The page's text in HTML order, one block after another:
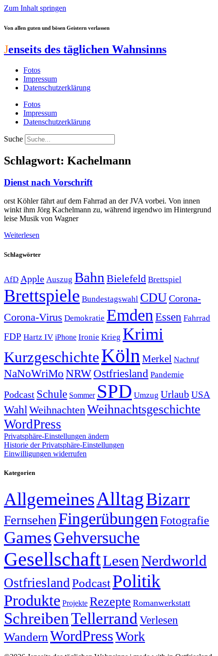
Zum Inhalt springen
Von allen guten und bösen Geistern verlassen
Jenseits des täglichen Wahnsinns
Fotos
Impressum
Datenschutzerklärung
Fotos
Impressum
Datenschutzerklärung
Suche
Schlagwort: Kachelmann
Dienst nach Vorschrift
orst Köhler fährt auf dem Fahrrad an der JVA vorbei. Von innen
winkt ihm Jörg Kachelmann zu, während irgendwo im Hintergrund
leise Musik von Wagner
Weiterlesen
Schlagwörter
AfD Apple Auszug Bahn Bielefeld Brettspiel
Brettspiele Bundestagswahl CDUCorona-
Corona-Virus Demokratie Emden Essen Fahrrad
FDP Hartz IV iPhone Ironie Krieg Krimi
KurzgeschichteKöln Merkel Nachruf
NaNoWriMo NRWOstfriesland Pandemie
Podcast Schule Sommer SPD Umzug Urlaub USA
Wahl Weihnachten Weihnachtsgeschichte
WordPress
Privatsphäre-Einstellungen ändern
Historie der Privatsphäre-Einstellungen
Einwilligungen widerrufen
Kategorien
AllgemeinesAlltagBizarr
FernsehenFingerübungen Fotografie
GamesGehversuche
GesellschaftLesenNerdworld
OstfrieslandPodcastPolitik
Produkte Projekte Rezepte Romanwerkstatt
SchreibenTellerrand Verlesen
Wandern WordPressWork